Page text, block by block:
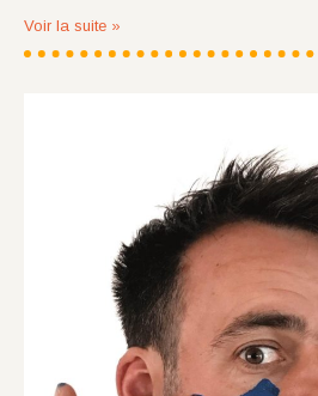
Voir la suite »